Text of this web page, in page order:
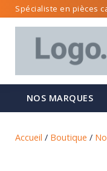
Spécialiste en pièces
NOS MARQUES
Accueil / Boutique /